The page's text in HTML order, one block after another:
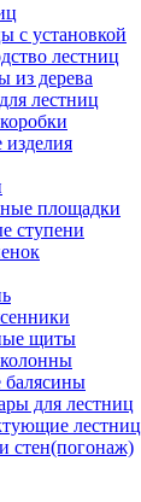
с установкой
лестниц
из дерева
лестниц
площадки
ступени
щиты
балясины
для лестниц
лестниц
стен(погонаж)